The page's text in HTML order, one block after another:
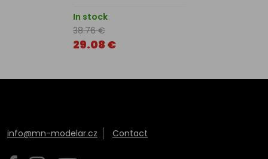
In stock
38.76 €
29.08 €
info@mn-modelar.cz Contact